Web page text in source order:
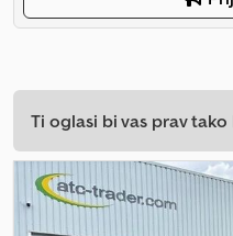
Ti oglasi bi vas prav